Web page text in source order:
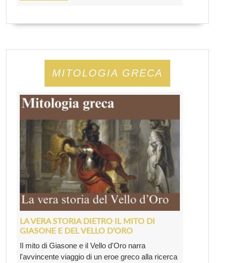
MITOLOGIA GRECA
LA VERA STORIA DIETRO IL MITO DI
GIASONE E DEL VELLO D’ORO
Il mito di Giasone e il Vello d'Oro narra
l'avvincente viaggio di un eroe greco alla ricerca